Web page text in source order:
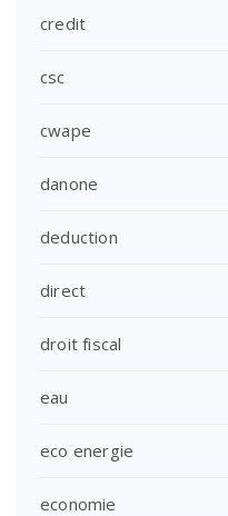
credit
csc
cwape
danone
deduction
direct
droit fiscal
eau
eco energie
economie